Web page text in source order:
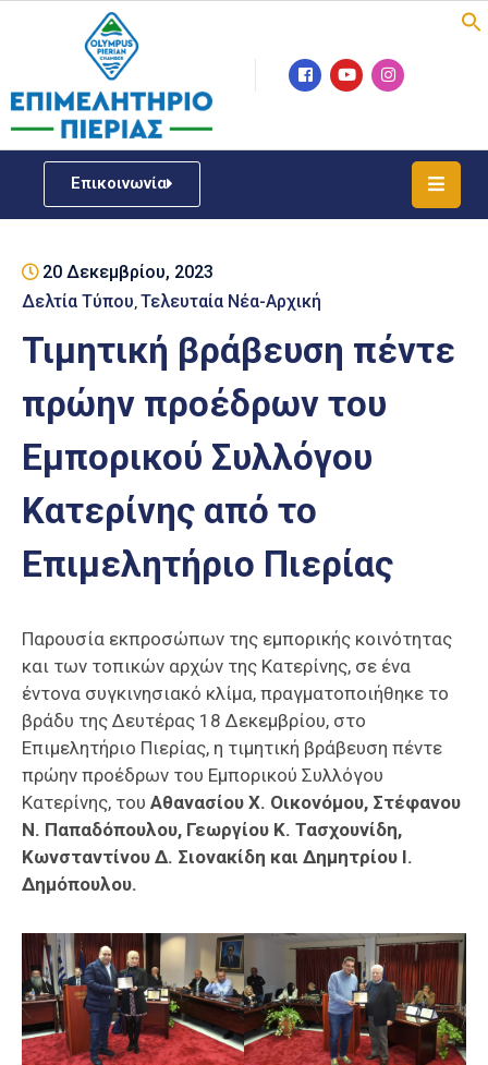
Επικοινωνία
Επιμελητήριο
Νέα
ΓΕΜΗ
Επιχειρηματική
Υποστήριξη
Έκθεση
Παραδοσιακών
Επαγγελμάτων
Έκθεση
ΕΒΕΠ-
Πιερία
20 Δεκεμβρίου, 2023
Δελτία Τύπου Τελευταία Νέα-Αρχική
Τιμητική βράβευση πέντε
πρώην προέδρων του
Εμπορικού Συλλόγου
Κατερίνης από το
Επιμελητήριο Πιερίας
Παρουσία εκπροσώπων της εμπορικής κοινότητας
και των τοπικών αρχών της Κατερίνης, σε ένα
έντονα συγκινησιακό κλίμα, πραγματοποιήθηκε το
βράδυ της Δευτέρας 18 Δεκεμβρίου, στο
Επιμελητήριο Πιερίας, η τιμητική βράβευση πέντε
πρώην προέδρων του Εμπορικού Συλλόγου
Κατερίνης, του Αθανασίου Χ. Οικονόμου, Στέφανου
Ν. Παπαδόπουλου, Γεωργίου Κ. Τασχουνίδη,
Κωνσταντίνου Δ. Σιονακίδη και Δημητρίου Ι.
Δημόπουλου.